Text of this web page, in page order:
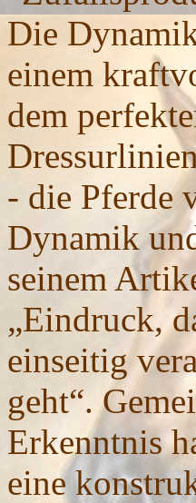
Die
einem
dem
- die Pferde
Dynamik
seinem
„Eindruck,
einseitig
geht“.
Erkenntnis
eine